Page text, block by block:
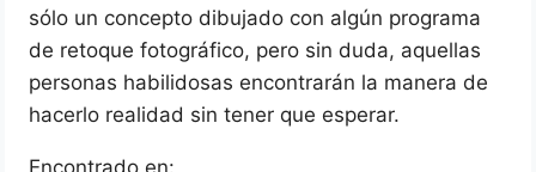
sólo un concepto dibujado con algún programa
de retoque fotográfico, pero sin duda, aquellas
personas habilidosas encontrarán la manera de
hacerlo realidad sin tener que esperar.